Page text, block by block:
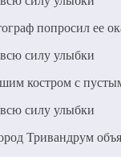
попросил ее
костром с
Тривандрум